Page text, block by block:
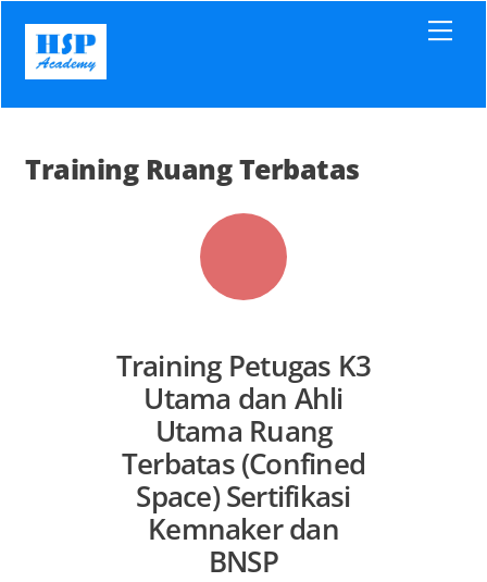
content
Training Ruang Terbatas
Training Petugas K3
Utama dan Ahli
Utama Ruang
Terbatas (Confined
Space) Sertifikasi
Kemnaker dan
BNSP